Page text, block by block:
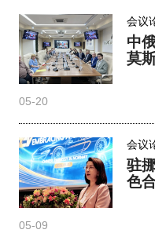
会议
中
莫
05-20
会议
驻
色
05-09